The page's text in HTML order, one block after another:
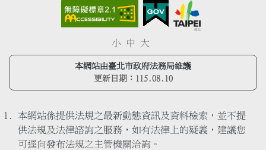
小 中 大
本網站由臺北市政府法務局維護
更新日期： 115.08.10
本網站係提供法規之最新動態資訊及資料檢索，並不提
供法規及法律諮詢之服務，如有法律上的疑義，建議您
可逕向發布法規之主管機關洽詢。